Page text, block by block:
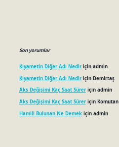
Son yorumlar
Kıyametin Diğer Adı Nediriçin admin
Kıyametin Diğer Adı Nediriçin Demirtaş
Aks Değişimi Kaç Saat Süreriçin admin
Aks Değişimi Kaç Saat Süreriçin Komutan
Hamili Bulunan Ne Demekiçin admin